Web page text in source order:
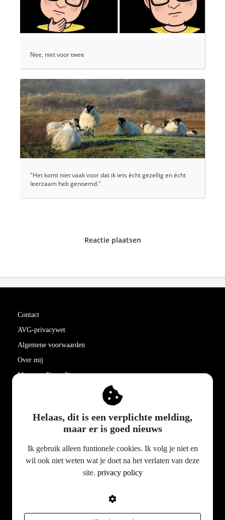
Nee, niet voor twee
"Het komt niet vaak voor dat ik iets écht gezellig en écht
leerzaam heb genoemd."
Reactie plaatsen
Contact
AVG-privacywet
Algemene voorwaarden
Over mij
Meer van Pieter Pieters
Dorpsstraat 212
1721BV Broek op Langedijk
0628 9495 22
BTW nummer: NL001509748B04
Helaas, dit is een verplichte melding,
maar er is goed nieuws
Ik gebruik alleen funtionele cookies. Ik volg je niet en
wil ook niet weten wat je doet na het verlaten van deze
site. privacy policy